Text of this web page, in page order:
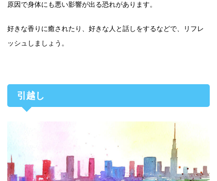
原因で身体にも悪い影響が出る恐れがあります。
好きな香りに癒されたり、好きな人と話しをするなどで、リフレ
ッシュしましょう。
引越し